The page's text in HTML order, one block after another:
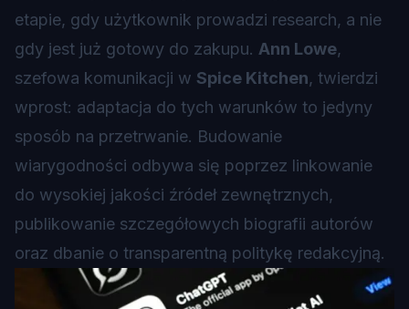
etapie, gdy użytkownik prowadzi research, a nie
gdy jest już gotowy do zakupu. Ann Lowe,
szefowa komunikacji w Spice Kitchen, twierdzi
wprost: adaptacja do tych warunków to jedyny
sposób na przetrwanie. Budowanie
wiarygodności odbywa się poprzez linkowanie
do wysokiej jakości źródeł zewnętrznych,
publikowanie szczegółowych biografii autorów
oraz dbanie o transparentną politykę redakcyjną.